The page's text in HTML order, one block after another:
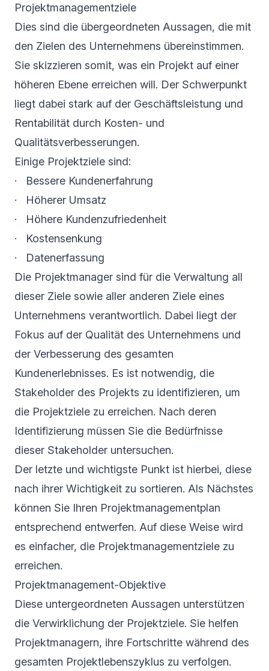
Projektmanagementziele
Dies sind die übergeordneten Aussagen, die mit
den Zielen des Unternehmens übereinstimmen.
Sie skizzieren somit, was ein Projekt auf einer
höheren Ebene erreichen will. Der Schwerpunkt
liegt dabei stark auf der Geschäftsleistung und
Rentabilität durch Kosten- und
Qualitätsverbesserungen.
Einige Projektziele sind:
· Bessere Kundenerfahrung
· Höherer Umsatz
· Höhere Kundenzufriedenheit
· Kostensenkung
· Datenerfassung
Die Projektmanager sind für die Verwaltung all
dieser Ziele sowie aller anderen Ziele eines
Unternehmens verantwortlich. Dabei liegt der
Fokus auf der Qualität des Unternehmens und
der Verbesserung des gesamten
Kundenerlebnisses. Es ist notwendig, die
Stakeholder des Projekts zu identifizieren, um
die Projektziele zu erreichen. Nach deren
Identifizierung müssen Sie die Bedürfnisse
dieser Stakeholder untersuchen.
Der letzte und wichtigste Punkt ist hierbei, diese
nach ihrer Wichtigkeit zu sortieren. Als Nächstes
können Sie Ihren Projektmanagementplan
entsprechend entwerfen. Auf diese Weise wird
es einfacher, die Projektmanagementziele zu
erreichen.
Projektmanagement-Objektive
Diese untergeordneten Aussagen unterstützen
die Verwirklichung der Projektziele. Sie helfen
Projektmanagern, ihre Fortschritte während des
gesamten Projektlebenszyklus zu verfolgen.